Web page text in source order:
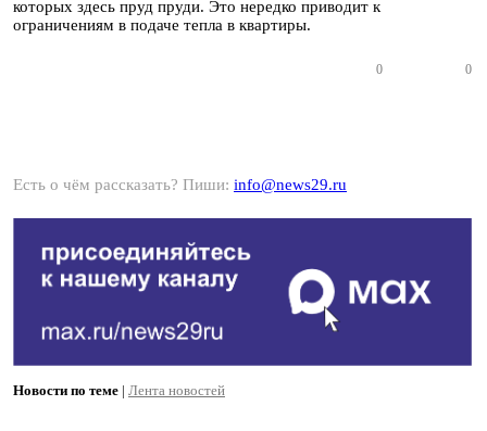
которых здесь пруд пруди. Это нередко приводит к
ограничениям в подаче тепла в квартиры.
0 0
Есть о чём рассказать? Пиши: info@news29.ru
Новости по теме | Лента новостей